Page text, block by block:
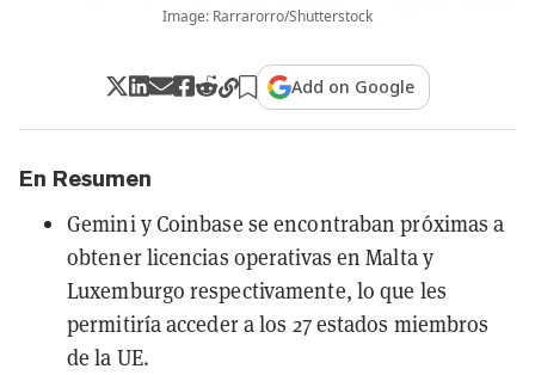
Image: Rarrarorro/Shutterstock
Add on Google
En Resumen
Gemini y Coinbase se encontraban próximas a
obtener licencias operativas en Malta y
Luxemburgo respectivamente, lo que les
permitiría acceder a los 27 estados miembros
de la UE.